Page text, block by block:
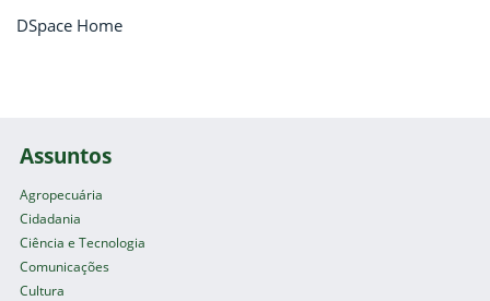
DSpace Home
Assuntos
Agropecuária
Cidadania
Ciência e Tecnologia
Comunicações
Cultura